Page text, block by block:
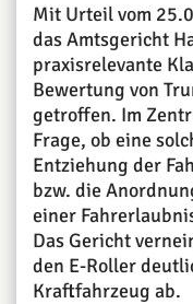
Mit Urteil vom
das Amtsgericht
praxisrelevante
Bewertung von
getroffen. Im
Frage, ob eine
Entziehung der
bzw. die
einer
Das Gericht
den E-Roller
Kraftfahrzeug ab.